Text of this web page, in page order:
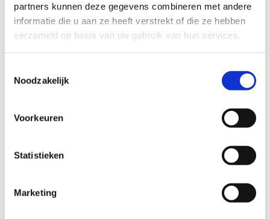
partners kunnen deze gegevens combineren met andere
informatie die u aan ze heeft verstrekt of die ze hebben
verzameld op basis van uw gebruik van hun services.
Noodzakelijk
Voorkeuren
Statistieken
Marketing
TRANSPORTWIJZE